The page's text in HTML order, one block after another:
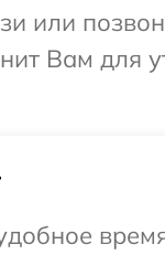
или
Вам для